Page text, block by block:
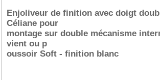
Enjoliveur de finition avec doigt
Céliane pour
montage sur double mécanisme
vient ou p
oussoir Soft - finition blanc